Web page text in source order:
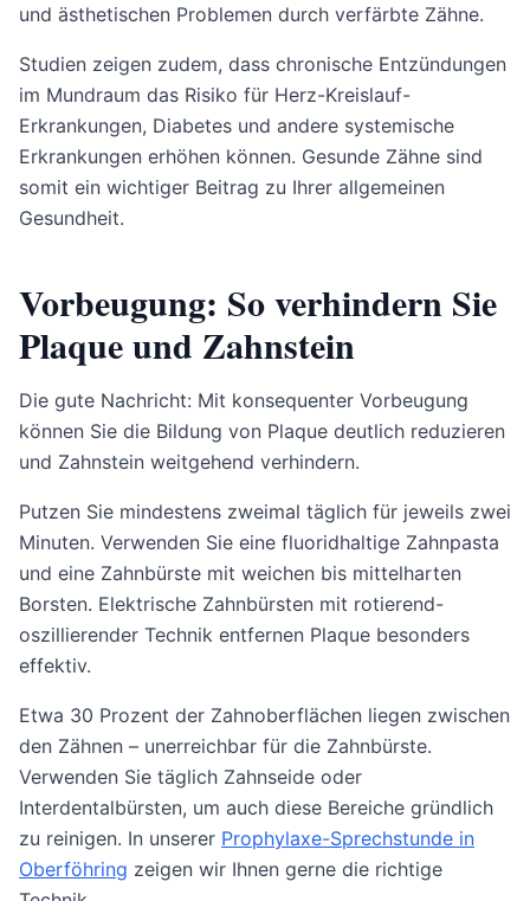
und ästhetischen Problemen durch verfärbte Zähne.
Studien zeigen zudem, dass chronische Entzündungen
im Mundraum das Risiko für Herz-Kreislauf-
Erkrankungen, Diabetes und andere systemische
Erkrankungen erhöhen können. Gesunde Zähne sind
somit ein wichtiger Beitrag zu Ihrer allgemeinen
Gesundheit.
Vorbeugung: So verhindern Sie
Plaque und Zahnstein
Die gute Nachricht: Mit konsequenter Vorbeugung
können Sie die Bildung von Plaque deutlich reduzieren
und Zahnstein weitgehend verhindern.
Putzen Sie mindestens zweimal täglich für jeweils zwei
Minuten. Verwenden Sie eine fluoridhaltige Zahnpasta
und eine Zahnbürste mit weichen bis mittelharten
Borsten. Elektrische Zahnbürsten mit rotierend-
oszillierender Technik entfernen Plaque besonders
effektiv.
Etwa 30 Prozent der Zahnoberflächen liegen zwischen
den Zähnen – unerreichbar für die Zahnbürste.
Verwenden Sie täglich Zahnseide oder
Interdentalbürsten, um auch diese Bereiche gründlich
zu reinigen. In unserer Prophylaxe-Sprechstunde in
Oberföhring zeigen wir Ihnen gerne die richtige